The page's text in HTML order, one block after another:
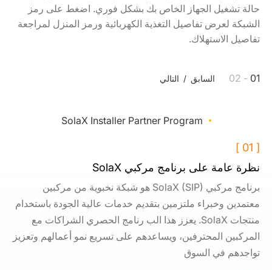
حالة تشغيل الجهاز الخاص بك بشكل فوري. اضغط على رمز
الشبكة لعرض تفاصيل التغذية الكهربائية ورمز المنزل لمراجعة
تفاصيل الاستهلاك.
01
- 02 السابق / التالي
SolaX Installer Partner Program
[ 01 ]
نظرة عامة على برنامج مركبي SolaX
برنامج مركبي SolaX (SIP) هو شبكة نخبوية من مركبين
معتمدين وخبراء ملتزمين بتقديم خدمات عالية الجودة باستخدام
منتجات SolaX. يعزز هذا الب رنامج الحصري الشراكات مع
المركبين المحترفين، ويساعدهم على تسريع نمو أعمالهم وتعزيز
تواجدهم في السوق